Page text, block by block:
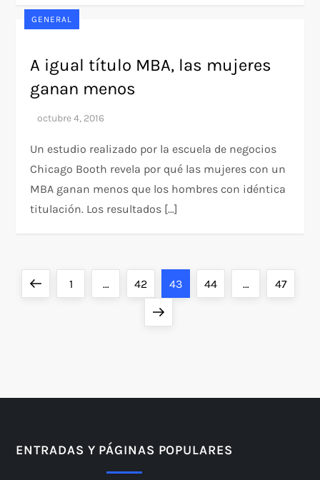
GENERAL
A igual título MBA, las mujeres
ganan menos
Un estudio realizado por la escuela de negocios
Chicago Booth revela por qué las mujeres con un
MBA ganan menos que los hombres con idéntica
titulación. Los resultados […]
a
PreviousPage
1 … Page
42 Page
43 Page
44 … Page
47
Next
ENTRADAS Y PÁGINAS POPULARES